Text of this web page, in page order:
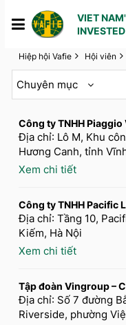
VIET
Hiệp hội Vafie
Hội viên
Chuyên mục
Công ty TNHH Piaggio
Địa chỉ: Lô M, Khu
Hương Canh, tỉnh
Xem chi tiết
Công ty TNHH Pacific
Địa chỉ: Tầng 10,
Kiếm, Hà Nội
Xem chi tiết
Tập đoàn Vingroup –
Địa chỉ: Số 7 đường
Riverside, phường